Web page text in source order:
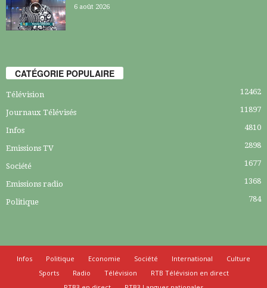
6 août 2026
CATÉGORIE POPULAIRE
Télévision 12462
Journaux Télévisés 11897
Infos 4810
Emissions TV 2898
Société 1677
Emissions radio 1368
Politique 784
Infos Politique Economie Société International
Culture
Sports
Radio Télévision
RTB Télévision en direct